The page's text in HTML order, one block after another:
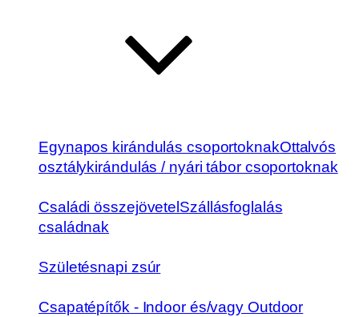
Egynapos kirándulás csoportoknakOttalvós
osztálykirándulás / nyári tábor csoportoknak
Családi összejövetel Szállásfoglalás
családnak
Születésnapi zsúr
Csapatépítők - Indoor és/vagy Outdoor